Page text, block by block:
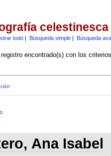
celestinesca
todo| Búsqueda simple| Búsqueda
encontrado(s) con los
Ana Isabel